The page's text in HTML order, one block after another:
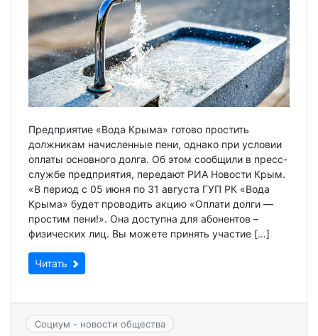
Предприятие «Вода Крыма» готово простить
должникам начисленные пени, однако при условии
оплаты основного долга. Об этом сообщили в пресс-
службе предприятия, передают РИА Новости Крым.
«В период с 05 июня по 31 августа ГУП РК «Вода
Крыма» будет проводить акцию «Оплати долги —
простим пени!». Она доступна для абонентов –
физических лиц. Вы можете принять участие […]
Читать
Социум - новости общества